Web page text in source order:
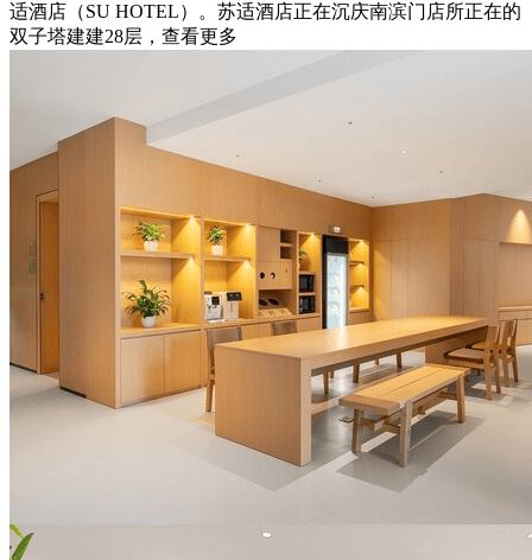
适酒店（SU HOTEL）。苏适酒店正在沉庆南滨门店所正在的
双子塔建建28层，查看更多